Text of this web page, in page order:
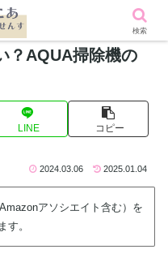
？AQUA掃除機の
LINE コピー
2024.03.06 2025.01.04
アソシエイト含む）を
す。
検索